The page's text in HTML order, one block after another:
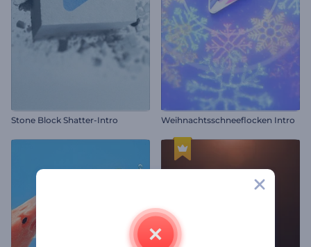
Stone Block Shatter-Intro Weihnachtsschneeflocken Intro